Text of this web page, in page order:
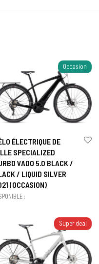
Occasion
ÉLECTRIQUE DE
SPECIALIZED
VADO 5.0 BLACK /
/ LIQUID SILVER
(OCCASION)
:
Super deal